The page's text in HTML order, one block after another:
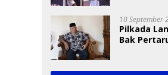
10 September
Pilkada
Bak